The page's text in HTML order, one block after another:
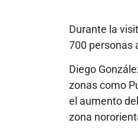
Durante la
700 personas
Diego
zonas como
el aumento
zona